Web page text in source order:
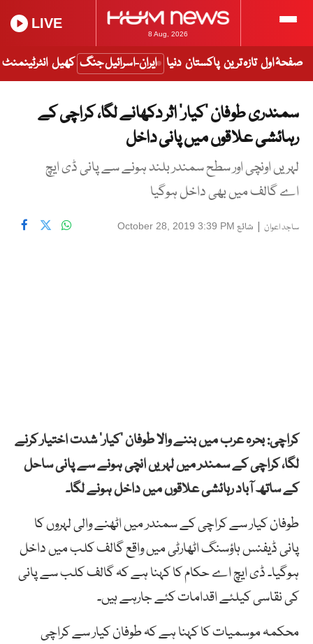
8 Aug, 2026
LIVE
صفحۂ اول تازہ ترین پاکستان دنیا ایران-اسرائیل جنگ کھیل انٹرٹینمنٹ
سمندری طوفان ’کیار‘ اثر دکھانے لگا، کراچی کے
رہائشی علاقوں میں پانی داخل
لہریں اونچی اور سطح سمندر بلند ہونے سے پانی ڈی ایچ
اے گالف میں بھی داخل ہوگیا
ساجد اعوان | شائع October 28, 2019 3:39 PM
کراچی: بحرہ عرب میں بننے والا طوفان ’کیار‘ شدت اختیار کرنے
لگا، کراچی کے سمندر میں لہریں انچی ہونے سے پانی ساحل
کے ساتھ آباد رہائشی علاقوں میں داخل ہونے لگا۔
طوفان کیار سے کراچی کے سمندر میں اٹھنے والی لہروں کا
پانی ڈیفنس ہاؤسنگ اٹھارٹی میں واقع گالف کلب میں داخل
ہوگیا۔ ڈی ایچ اے حکام کا کہنا ہے کہ گالف کلب سے پانی
کی نقاسی کیلئے اقدامات کئے جارہے ہیں۔
محکمہ موسمیات کا کہنا ہے کہ طوفان کیار سے کراچی